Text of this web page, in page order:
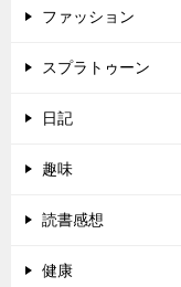
ファッション
スプラトゥーン
日記
趣味
読書感想
健康